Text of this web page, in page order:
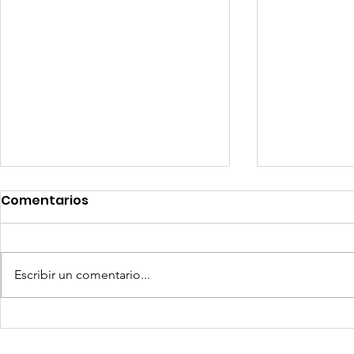
Competencia si: pero en
Comentarios
Escribir un comentario...